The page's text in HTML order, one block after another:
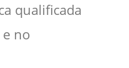
qualificada
no